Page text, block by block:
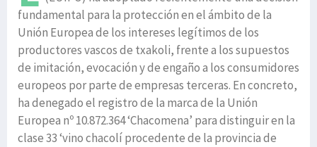
fundamental para la protección en el ámbito de la
Unión Europea de los intereses legítimos de los
productores vascos de txakoli, frente a los supuestos
de imitación, evocación y de engaño a los consumidores
europeos por parte de empresas terceras. En concreto,
ha denegado el registro de la marca de la Unión
Europea nº 10.872.364 ‘Chacomena’ para distinguir en la
clase 33 ‘vino chacolí procedente de la provincia de